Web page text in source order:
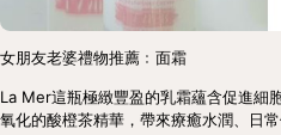
女朋友老婆禮物推薦﹕面霜
La Mer這瓶極緻豐盈的乳霜蘊含促進
氧化的酸橙茶精華，帶來療癒水潤、日